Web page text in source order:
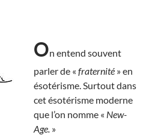
On entend souvent
parler de « fraternité » en
ésotérisme. Surtout dans
cet ésotérisme moderne
que l’on nomme « New-
Age. »